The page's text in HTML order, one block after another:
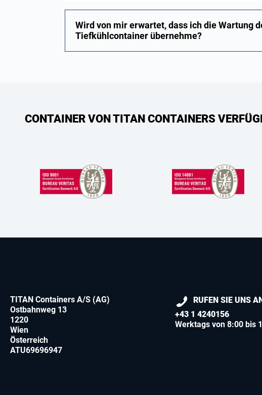
Wird von mir erwartet, dass ich die Wartung
Tiefkühlcontainer übernehme?
CONTAINER VON TITAN CONTAINERS
TITAN Containers A/S (AG)
Ostbahnweg 13
1220
Wien
Österreich
ATU69696947
RUFEN SIE UNS AN
+43 1 4240156
Werktags von 8:00 bis